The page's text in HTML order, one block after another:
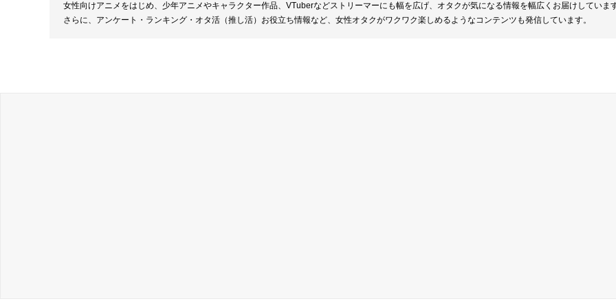
女性向けアニメをはじめ、少年アニメやキャラクター作品、VTuberなどストリーマーにも幅を広げ、オタクが気になる情報を幅広くお届けしていま
さらに、アンケート・ランキング・オタ活（推し活）お役立ち情報など、女性オタクがワクワク楽しめるようなコンテンツも発信しています。